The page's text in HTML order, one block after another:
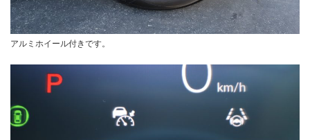
アルミホイール付きです。